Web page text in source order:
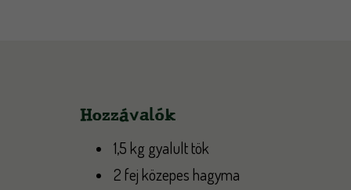
Hozzávalók
1,5 kg gyalult tök
2 fej közepes hagyma